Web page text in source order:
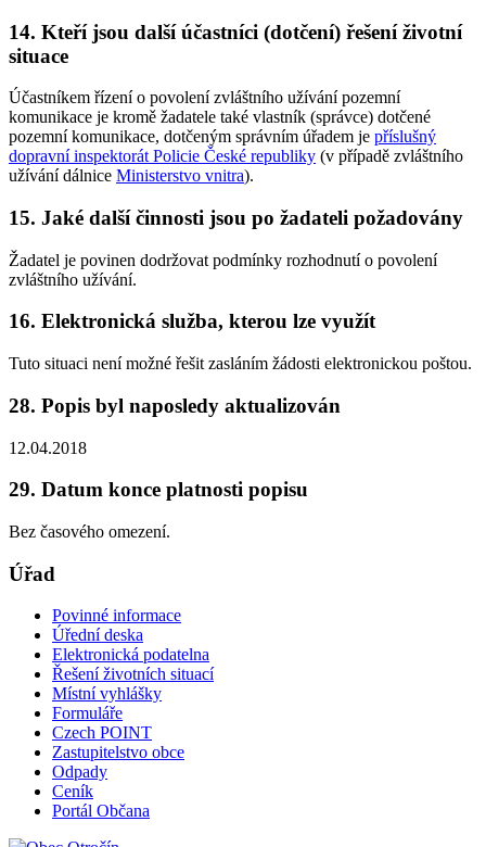
14. Kteří jsou další účastníci (dotčení) řešení životní
situace
Účastníkem řízení o povolení zvláštního užívání pozemní
komunikace je kromě žadatele také vlastník (správce) dotčené
pozemní komunikace, dotčeným správním úřadem je příslušný
dopravní inspektorát Policie České republiky (v případě zvláštního
užívání dálnice Ministerstvo vnitra).
15. Jaké další činnosti jsou po žadateli požadovány
Žadatel je povinen dodržovat podmínky rozhodnutí o povolení
zvláštního užívání.
16. Elektronická služba, kterou lze využít
Tuto situaci není možné řešit zasláním žádosti elektronickou poštou.
28. Popis byl naposledy aktualizován
12.04.2018
29. Datum konce platnosti popisu
Bez časového omezení.
Úřad
Povinné informace
Úřední deska
Elektronická podatelna
Řešení životních situací
Místní vyhlášky
Formuláře
Czech POINT
Zastupitelstvo obce
Odpady
Ceník
Portál Občana